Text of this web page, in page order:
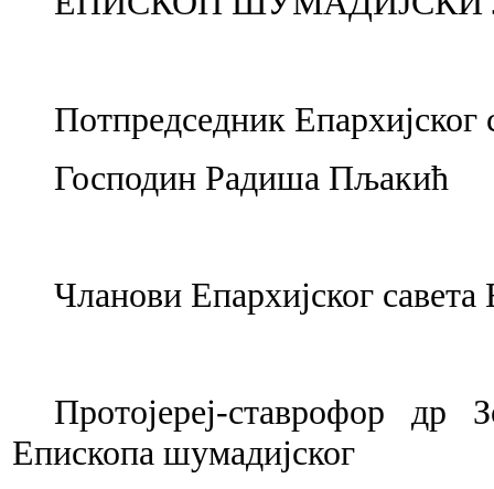
Потпредседник Епархијског
Господин Радиша Пљакић
Чланови Епархијског
Протојереј-ставрофор др
Епископа шумадијског